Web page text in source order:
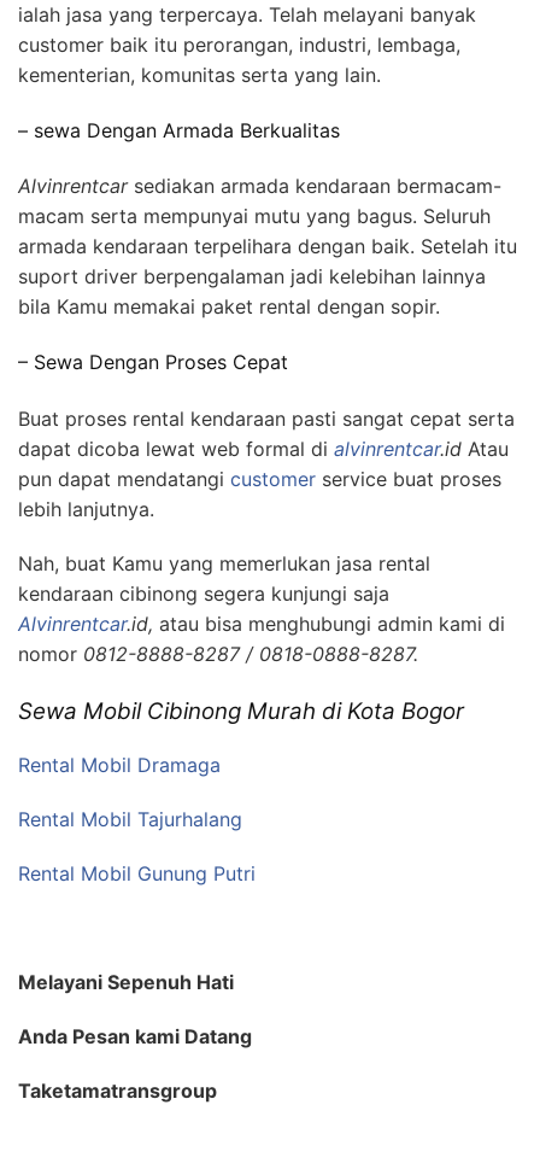
ialah jasa yang terpercaya. Telah melayani banyak
customer baik itu perorangan, industri, lembaga,
kementerian, komunitas serta yang lain.
– sewa Dengan Armada Berkualitas
Alvinrentcarsediakan armada kendaraan bermacam-
macam serta mempunyai mutu yang bagus. Seluruh
armada kendaraan terpelihara dengan baik. Setelah itu
suport driver berpengalaman jadi kelebihan lainnya
bila Kamu memakai paket rental dengan sopir.
– Sewa Dengan Proses Cepat
Buat proses rental kendaraan pasti sangat cepat serta
dapat dicoba lewat web formal di alvinrentcar.id Atau
pun dapat mendatangi customer service buat proses
lebih lanjutnya.
Nah, buat Kamu yang memerlukan jasa rental
kendaraan cibinong segera kunjungi saja
Alvinrentcar.id, atau bisa menghubungi admin kami di
nomor 0812-8888-8287 / 0818-0888-8287.
Sewa Mobil Cibinong Murah di Kota Bogor
Rental Mobil Dramaga
Rental Mobil Tajurhalang
Rental Mobil Gunung Putri
Melayani Sepenuh Hati
Anda Pesan kami Datang
Taketamatransgroup